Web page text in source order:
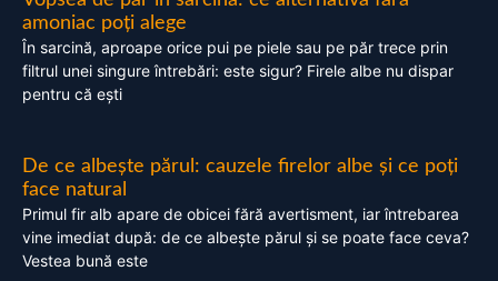
amoniac poți alege
În sarcină, aproape orice pui pe piele sau pe păr trece prin
filtrul unei singure întrebări: este sigur? Firele albe nu dispar
pentru că ești
De ce albește părul: cauzele firelor albe și ce poți
face natural
Primul fir alb apare de obicei fără avertisment, iar întrebarea
vine imediat după: de ce albește părul și se poate face ceva?
Vestea bună este